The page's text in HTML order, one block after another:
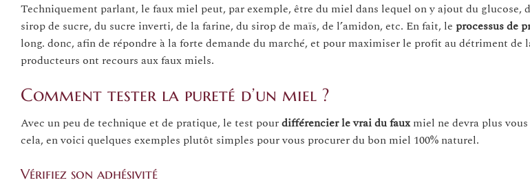
Techniquement parlant, le faux miel peut, par exemple, être du miel dans lequel on y ajout du glucose,
sirop de sucre, du sucre inverti, de la farine, du sirop de maïs, de l’amidon, etc. En fait, le processus de
long. donc, afin de répondre à la forte demande du marché, et pour maximiser le profit au détriment de
producteurs ont recours aux faux miels.
Comment tester la pureté d’un miel ?
Avec un peu de technique et de pratique, le test pourdifférencier le vrai du fauxmiel ne devra plus
cela, en voici quelques exemples plutôt simples pour vous procurer du bon miel 100% naturel.
Vérifiez son adhésivité